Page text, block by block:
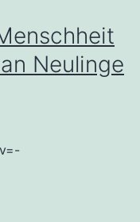
Neulinge